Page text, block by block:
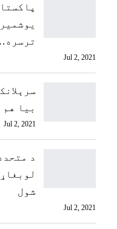
Jul 2, 2021
بیا
Jul 2, 2021
شول
Jul 2, 2021